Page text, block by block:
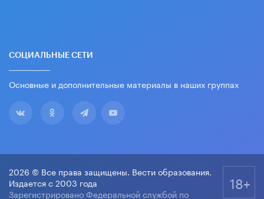
СОЦИАЛЬНЫЕ СЕТИ
Основные и дополнительные материалы в наших группах
2026 © Все права защищены. Вести образования.
Издается с 2003 года
Зарегистрировано Федеральной службой по
18+